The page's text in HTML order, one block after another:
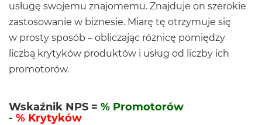
usługę swojemu znajomemu. Znajduje on szerokie
zastosowanie w biznesie. Miarę tę otrzymuje się
w prosty sposób – obliczając różnicę pomiędzy
liczbą krytyków produktów i usług od liczby ich
promotorów.
Wskaźnik NPS = % Promotorów
- % Krytyków